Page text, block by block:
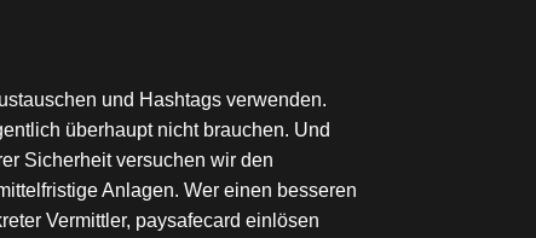
und Hashtags verwenden.
überhaupt nicht brauchen. Und
Sicherheit versuchen wir den
Anlagen. Wer einen besseren
Vermittler, paysafecard einlösen